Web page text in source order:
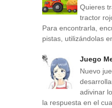
Quieres
tractor
Para encontrarla,
pistas, utilizándolas
Juego
Nuevo
adivinar
la respuesta en el